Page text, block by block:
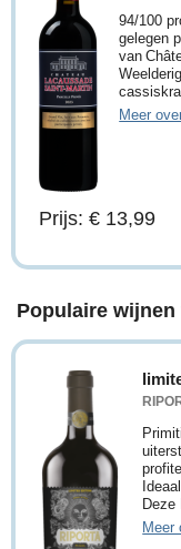
94/100
gelegen
van
Meer
Prijs: € 13,99
Populaire wijnen
Deze
Meer